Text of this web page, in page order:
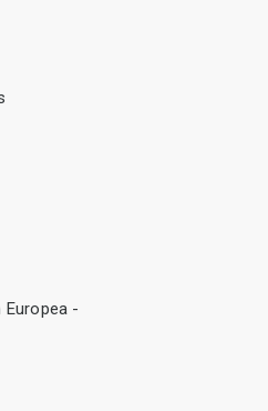
Europea -